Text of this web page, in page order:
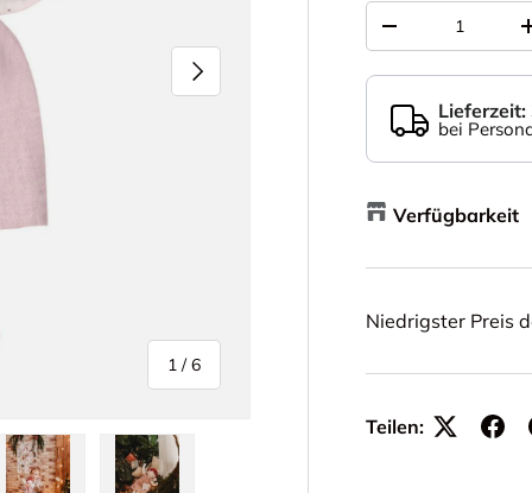
1 /von
6
Nächste
-
bei
Verfügbarkeit
Niedrigster Preis
Teilen: